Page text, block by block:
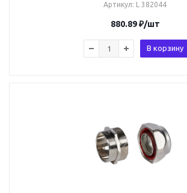
Артикул: L 382044
880.89₽/шт
В корзину